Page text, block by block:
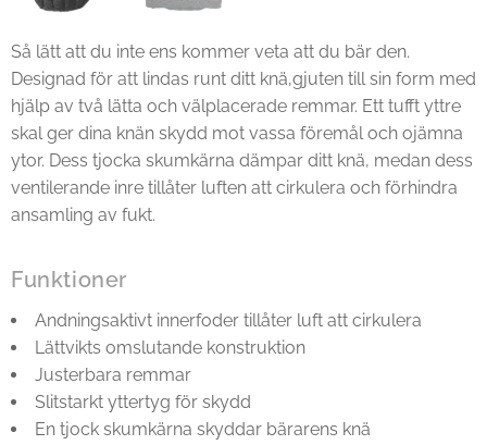
Så lätt att du inte ens kommer veta att du bär den.
Designad för att lindas runt ditt knä,gjuten till sin form med
hjälp av två lätta och välplacerade remmar. Ett tufft yttre
skal ger dina knän skydd mot vassa föremål och ojämna
ytor. Dess tjocka skumkärna dämpar ditt knä, medan dess
ventilerande inre tillåter luften att cirkulera och förhindra
ansamling av fukt.
Funktioner
Andningsaktivt innerfoder tillåter luft att cirkulera
Lättvikts omslutande konstruktion
Justerbara remmar
Slitstarkt yttertyg för skydd
En tjock skumkärna skyddar bärarens knä